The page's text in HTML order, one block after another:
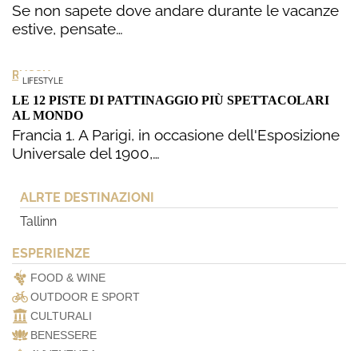
Se non sapete dove andare durante le vacanze
estive, pensate…
LIFESTYLE
RUSSIA
LE 12 PISTE DI PATTINAGGIO PIÙ SPETTACOLARI
AL MONDO
Francia 1. A Parigi, in occasione dell'Esposizione
Universale del 1900,…
ALRTE DESTINAZIONI
Tallinn
ESPERIENZE
FOOD & WINE
OUTDOOR E SPORT
CULTURALI
BENESSERE